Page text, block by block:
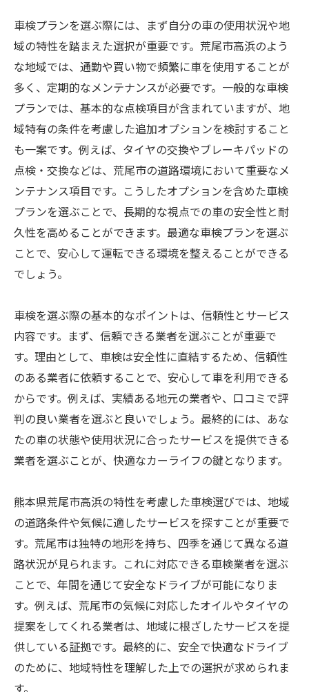
車検プランを選ぶ際には、まず自分の車の使用状況や地
域の特性を踏まえた選択が重要です。荒尾市高浜のよう
な地域では、通勤や買い物で頻繁に車を使用することが
多く、定期的なメンテナンスが必要です。一般的な車検
プランでは、基本的な点検項目が含まれていますが、地
域特有の条件を考慮した追加オプションを検討すること
も一案です。例えば、タイヤの交換やブレーキパッドの
点検・交換などは、荒尾市の道路環境において重要なメ
ンテナンス項目です。こうしたオプションを含めた車検
プランを選ぶことで、長期的な視点での車の安全性と耐
久性を高めることができます。最適な車検プランを選ぶ
ことで、安心して運転できる環境を整えることができる
でしょう。
車検を選ぶ際の基本的なポイントは、信頼性とサービス
内容です。まず、信頼できる業者を選ぶことが重要で
す。理由として、車検は安全性に直結するため、信頼性
のある業者に依頼することで、安心して車を利用できる
からです。例えば、実績ある地元の業者や、口コミで評
判の良い業者を選ぶと良いでしょう。最終的には、あな
たの車の状態や使用状況に合ったサービスを提供できる
業者を選ぶことが、快適なカーライフの鍵となります。
熊本県荒尾市高浜の特性を考慮した車検選びでは、地域
の道路条件や気候に適したサービスを探すことが重要で
す。荒尾市は独特の地形を持ち、四季を通じて異なる道
路状況が見られます。これに対応できる車検業者を選ぶ
ことで、年間を通じて安全なドライブが可能になりま
す。例えば、荒尾市の気候に対応したオイルやタイヤの
提案をしてくれる業者は、地域に根ざしたサービスを提
供している証拠です。最終的に、安全で快適なドライブ
のために、地域特性を理解した上での選択が求められま
す。